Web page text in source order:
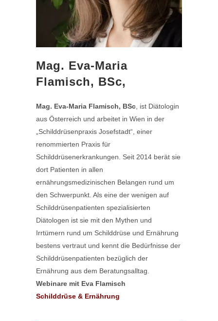
Mag. Eva-Maria
Flamisch, BSc,
Mag. Eva-Maria Flamisch, BSc , ist Diätologin
aus Österreich und arbeitet in Wien in der
„Schilddrüsenpraxis Josefstadt“, einer
renommierten Praxis für
Schilddrüsenerkrankungen. Seit 2014 berät sie
dort Patienten in allen
ernährungsmedizinischen Belangen rund um
den Schwerpunkt. Als eine der wenigen auf
Schilddrüsenpatienten spezialisierten
Diätologen ist sie mit den Mythen und
Irrtümern rund um Schilddrüse und Ernährung
bestens vertraut und kennt die Bedürfnisse der
Schilddrüsenpatienten bezüglich der
Ernährung aus dem Beratungsalltag.
Webinare mit Eva Flamisch
Schilddrüse & Ernährung